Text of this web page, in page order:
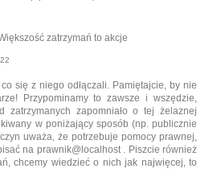
zatrzymań to akcje
się z niego odłączali. Pamiętajcie, by nie
Przypominamy to zawsze i wszędzie,
zatrzymanych zapomniało o tej żelaznej
w poniżający sposób (np. publicznie
uważa, że potrzebuje pomocy prawnej,
na prawnik@localhost . Piszcie również
chcemy wiedzieć o nich jak najwięcej, to